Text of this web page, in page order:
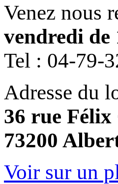
Venez nous
vendredi de
Tel : 04-79-
Adresse du
36 rue Félix
73200
Voir sur un